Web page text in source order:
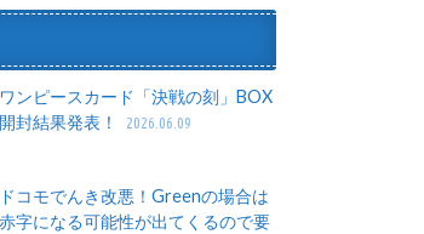
ワンピースカード「決戦の刻」BOX
開封結果発表！
2026.06.09
ドコモでんき改悪！Greenの場合は
赤字になる可能性が出てくるので要